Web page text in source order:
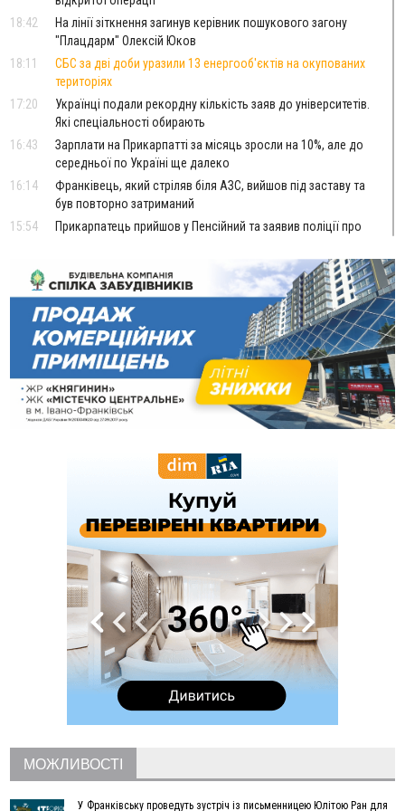
18:42
На лінії зіткнення загинув керівник пошукового загону
"Плацдарм" Олексій Юков
18:11
СБС за дві доби уразили 13 енергооб'єктів на окупованих
територіях
17:20
Українці подали рекордну кількість заяв до університетів.
Які спеціальності обирають
16:43
Зарплати на Прикарпатті за місяць зросли на 10%, але до
середньої по Україні ще далеко
16:14
Франківець, який стріляв біля АЗС, вийшов під заставу та
був повторно затриманий
15:54
Прикарпатець прийшов у Пенсійний та заявив поліції про
14:59
У Болгарії затримали прикарпатця, який виготовляв
наркотики для міжнародного синдикату
14:47
Стефанішина отримала нову підозру. Їй обирають
запобіжний захід
14:02
«Пілот з Лондона» видурив у жительки Коломийщини
майже 64 тисячі гривень
13:13
У четвер на Прикарпатті очікується сильна спека до 39°
13:00
На Снятинщині спіймали чоловіка, який зливав з цистерни
У МОЗ змінили підхід до госпіталізації та оновили правила
роботи стаціонарів
На межі Прикарпаття і Тернопільщини невідомі засипали
русло Золотої Липи та облаштували переправу
У Франківську та Яремче зафіксували нові температурні
рекорди
Росія вдарила по Харкову "Бандероллю": є постраждалі,
пошкоджено цивільне підприємство
Верховний суд повернув державі 1,5 га лісу із трьома
ставками в Івано-Франківській громаді
На Каскаді замість веж планують зробити сквер з
дитмайданчиком
На Верховинщині під час пожежі будинку травмувалась
України
08:37
На Прикарпатті за пів року трапилось понад 100 ДТП через
нетверезих водіїв
МОЖЛИВОСТІ
У Франківську проведуть зустріч із письменницею Юлітою Ран для